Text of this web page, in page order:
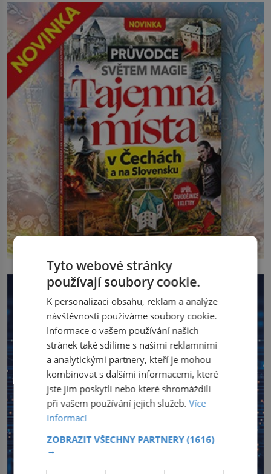
Tyto webové stránky
používají soubory cookie.
K personalizaci obsahu, reklam a analýze
návštěvnosti používáme soubory cookie.
Informace o vašem používání našich
stránek také sdílíme s našimi reklamními
a analytickými partnery, kteří je mohou
kombinovat s dalšími informacemi, které
jste jim poskytli nebo které shromáždili
při vašem používání jejich služeb.Více
informací
ZOBRAZIT VŠECHNY PARTNERY(1616)
→